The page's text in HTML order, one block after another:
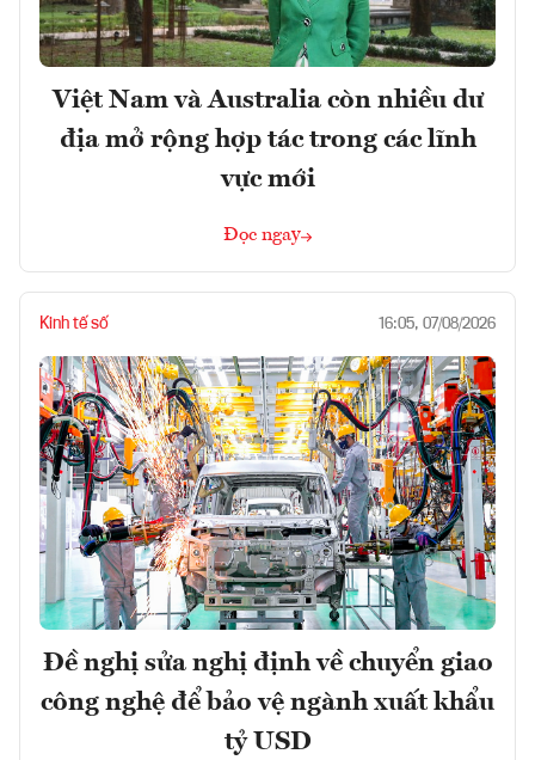
Việt Nam và Australia còn nhiều dư
địa mở rộng hợp tác trong các lĩnh
vực mới
Đọc ngay
Kinh tế số 16:05, 07/08/2026
Đề nghị sửa nghị định về chuyển giao
công nghệ để bảo vệ ngành xuất khẩu
tỷ USD